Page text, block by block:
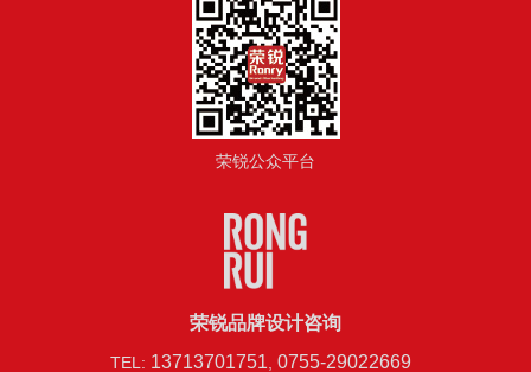
荣锐公众平台
荣锐品牌设计咨询
TEL: 13713701751 0755-29022669